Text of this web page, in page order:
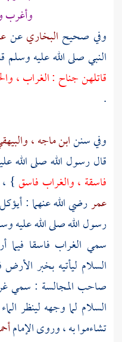
وأغرب
وفي صحيح البخاريعن
النبي صلى الله عليه وسلم
قاتلهن جناح : الغراب ،
.
وفي سننابن ماجه،
قال رسول الله صلى الله
فاسقة ، والغراب فاسق}
عمررضي الله عنهما :
رسول الله صلى الله عليه
سمي الغراب فاسقا
السلام ليأتيه بخبر
صاحب المجالسة : سمي
السلام لما وجهه لينظر
تشاءموا به ، وروى الإمام